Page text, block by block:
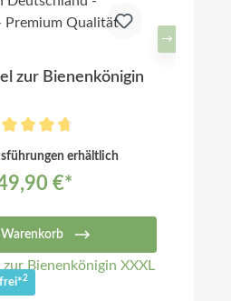
zur Bienenkönigin
erhältlich
€*
Warenkorb
2